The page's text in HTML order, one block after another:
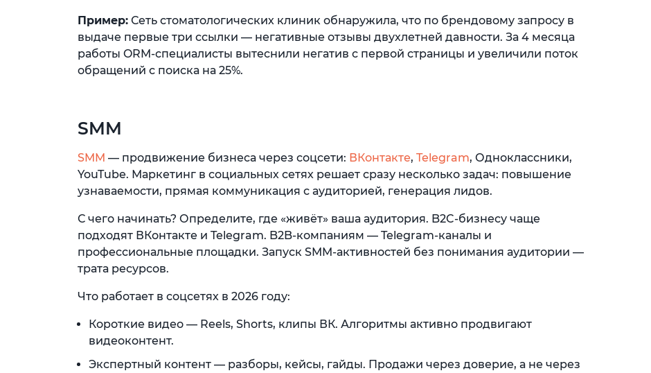
Пример: Сеть стоматологических клиник обнаружила, что по брендовому запросу в
выдаче первые три ссылки — негативные отзывы двухлетней давности. За 4 месяца
работы ORM-специалисты вытеснили негатив с первой страницы и увеличили поток
обращений с поиска на 25%.
SMM
SMM — продвижение бизнеса через соцсети: ВКонтакте, Telegram, Одноклассники,
YouTube. Маркетинг в социальных сетях решает сразу несколько задач: повышение
узнаваемости, прямая коммуникация с аудиторией, генерация лидов.
С чего начинать? Определите, где «живёт» ваша аудитория. B2C-бизнесу чаще
подходят ВКонтакте и Telegram. B2B-компаниям — Telegram-каналы и
профессиональные площадки. Запуск SMM-активностей без понимания аудитории —
трата ресурсов.
Что работает в соцсетях в 2026 году:
Короткие видео — Reels, Shorts, клипы ВК. Алгоритмы активно продвигают
видеоконтент.
Экспертный контент — разборы, кейсы, гайды. Продажи через доверие, а не через